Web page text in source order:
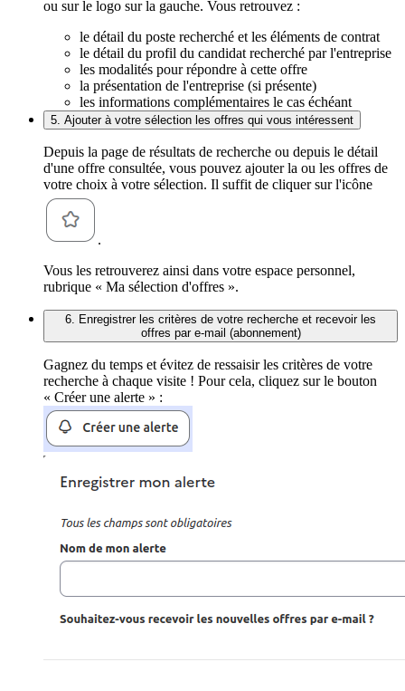
ou sur le logo sur la gauche. Vous retrouvez :
le détail du poste recherché et les éléments de contrat
le détail du profil du candidat recherché par l'entreprise
les modalités pour répondre à cette offre
la présentation de l'entreprise (si présente)
les informations complémentaires le cas échéant
5. Ajouter à votre sélection les offres qui vous intéressent
Depuis la page de résultats de recherche ou depuis le détail
d'une offre consultée, vous pouvez ajouter la ou les offres de
votre choix à votre sélection. Il suffit de cliquer sur l'icône
.
Vous les retrouverez ainsi dans votre espace personnel,
rubrique « Ma sélection d'offres ».
6. Enregistrer les critères de votre recherche et recevoir les
offres par e-mail (abonnement)
Gagnez du temps et évitez de ressaisir les critères de votre
recherche à chaque visite ! Pour cela, cliquez sur le bouton
« Créer une alerte » :